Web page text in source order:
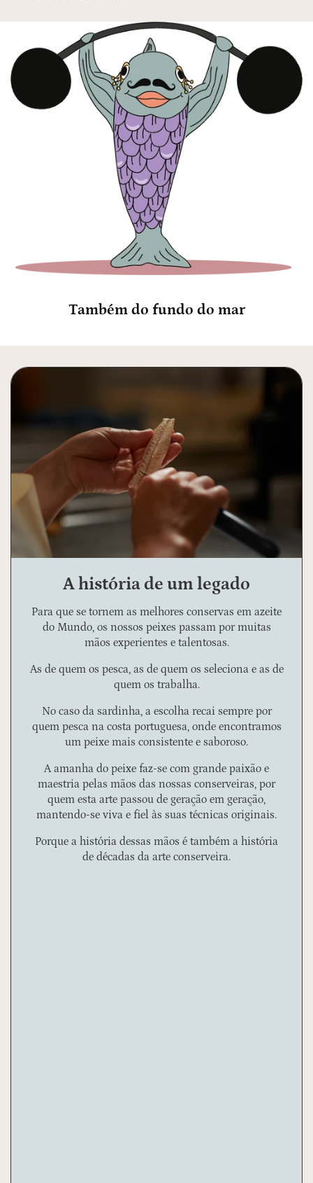
Também do fundo do mar
A história de um legado
Para que se tornem as melhores conservas em azeite
do Mundo, os nossos peixes passam por muitas
mãos experientes e talentosas.
As de quem os pesca, as de quem os seleciona e as de
quem os trabalha.
No caso da sardinha, a escolha recai sempre por
quem pesca na costa portuguesa, onde encontramos
um peixe mais consistente e saboroso.
A amanha do peixe faz-se com grande paixão e
maestria pelas mãos das nossas conserveiras, por
quem esta arte passou de geração em geração,
mantendo-se viva e fiel às suas técnicas originais.
Porque a história dessas mãos é também a história
de décadas da arte conserveira.